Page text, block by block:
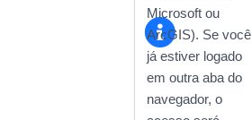
Microsoft ou
ArcGIS). Se você
já estiver logado
em outra aba do
navegador, o